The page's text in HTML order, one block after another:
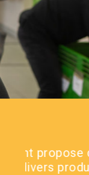
Soucieux
améliorons